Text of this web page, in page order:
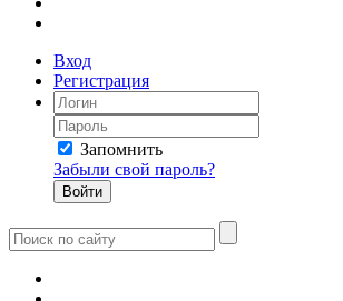
Вход
Регистрация
Запомнить
Забыли свой пароль?